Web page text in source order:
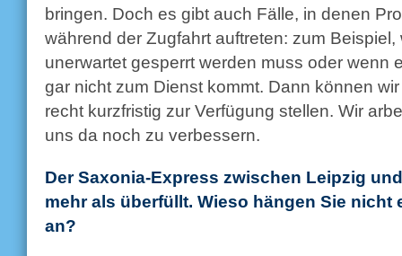
bringen. Doch es gibt auch Fälle, in denen
während der Zugfahrt auftreten: zum
unerwartet gesperrt werden muss oder wenn
gar nicht zum Dienst kommt. Dann können
recht kurzfristig zur Verfügung stellen. Wir
uns da noch zu verbessern.
Der Saxonia-Express zwischen Leipzig
mehr als überfüllt. Wieso hängen Sie nicht
an?